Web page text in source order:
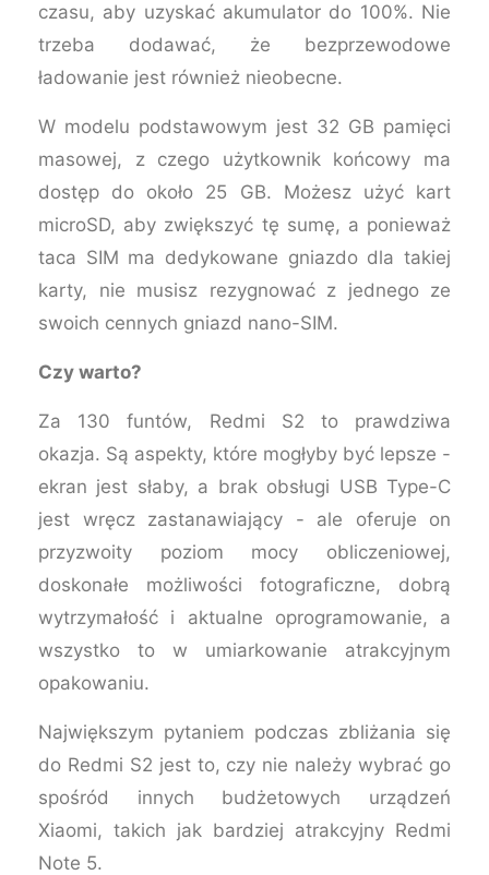
czasu, aby uzyskać akumulator do 100%. Nie
trzeba dodawać, że bezprzewodowe
ładowanie jest również nieobecne.
W modelu podstawowym jest 32 GB pamięci
masowej, z czego użytkownik końcowy ma
dostęp do około 25 GB. Możesz użyć kart
microSD, aby zwiększyć tę sumę, a ponieważ
taca SIM ma dedykowane gniazdo dla takiej
karty, nie musisz rezygnować z jednego ze
swoich cennych gniazd nano-SIM.
Czy warto?
Za 130 funtów, Redmi S2 to prawdziwa
okazja. Są aspekty, które mogłyby być lepsze -
ekran jest słaby, a brak obsługi USB Type-C
jest wręcz zastanawiający - ale oferuje on
przyzwoity poziom mocy obliczeniowej,
doskonałe możliwości fotograficzne, dobrą
wytrzymałość i aktualne oprogramowanie, a
wszystko to w umiarkowanie atrakcyjnym
opakowaniu.
Największym pytaniem podczas zbliżania się
do Redmi S2 jest to, czy nie należy wybrać go
spośród innych budżetowych urządzeń
Xiaomi, takich jak bardziej atrakcyjny Redmi
Note 5.